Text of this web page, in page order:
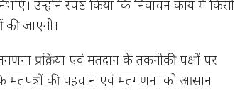
उन्होंने स्पष्ट किया कि निर्वाचन कार्य में किसी
की जाएगी।
प्रक्रिया एवं मतदान के तकनीकी पक्षों पर
कि मतपत्रों की पहचान एवं मतगणना को आसान